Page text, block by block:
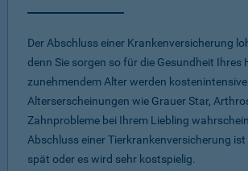
Der Abschluss einer Krankenversicherung
denn Sie sorgen so für die Gesundheit Ihres
zunehmendem Alter werden kostenintensive
Alterserscheinungen wie Grauer Star,
Zahnprobleme bei Ihrem Liebling
Abschluss einer Tierkrankenversicherung
spät oder es wird sehr kostspielig.